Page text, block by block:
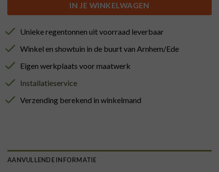
IN JE WINKELWAGEN
Unieke regentonnen uit voorraad leverbaar
Winkel en showtuin in de buurt van Arnhem/Ede
Eigen werkplaats voor maatwerk
Installatieservice
Verzending berekend in winkelmand
AANVULLENDE INFORMATIE